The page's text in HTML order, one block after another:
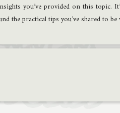
you’ve provided on this
the practical tips you’ve shared